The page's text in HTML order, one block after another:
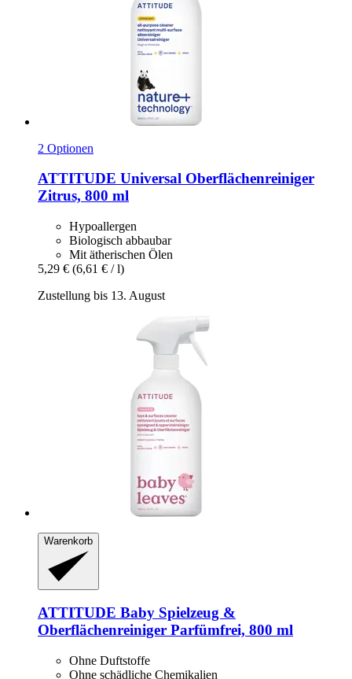
2 Optionen
ATTITUDE Universal Oberflächenreiniger
Zitrus, 800 ml
Hypoallergen
Biologisch abbaubar
Mit ätherischen Ölen
5,29 € (6,61 € / l)
Zustellung bis 13. August
Warenkorb
ATTITUDE Baby Spielzeug &
Oberflächenreiniger Parfümfrei, 800 ml
Ohne Duftstoffe
Ohne schädliche Chemikalien